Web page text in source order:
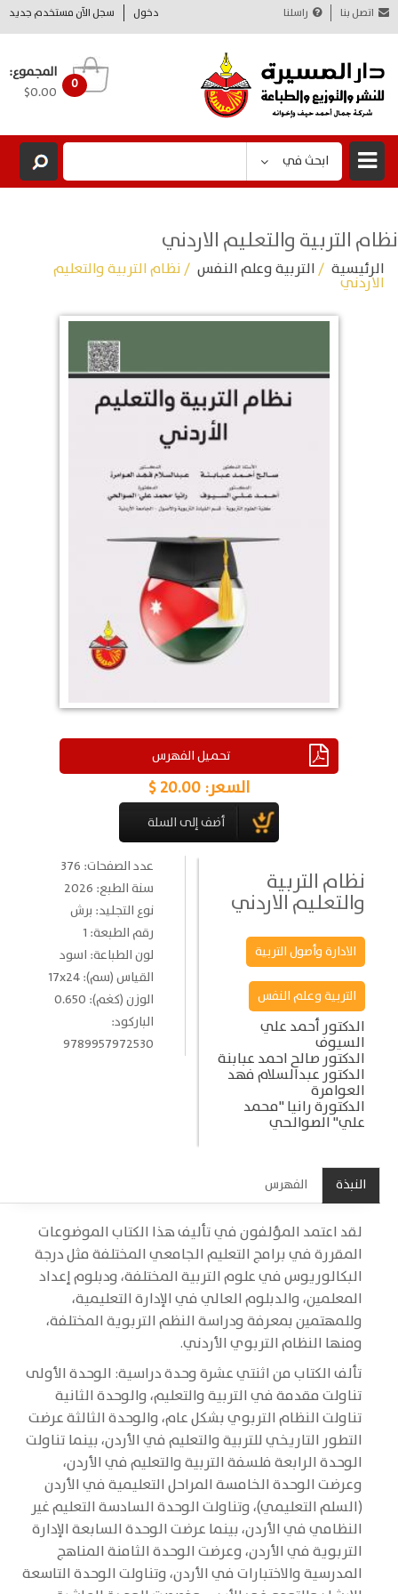
دخول سجل الآن مستخدم جديد اتصل بنا راسلنا
0
المجموع:
$0.00
ابحث في
نظام التربية والتعليم الاردني
الرئيسية /التربية وعلم النفس / نظام التربية والتعليم
الاردني
تحميل الفهرس
السعر: 20.00 $
نظام التربية
والتعليم الاردني
الادارة وأصول التربية
التربية وعلم النفس
الدكتور أحمد علي
السيوف
الدكتور صالح احمد عبابنة
الدكتور عبدالسلام فهد
العوامرة
الدكتورة رانيا "محمد
علي" الصوالحي
عدد الصفحات: 376
سنة الطبع: 2026
نوع التجليد: برش
رقم الطبعة: 1
لون الطباعة: اسود
القياس (سم): 17x24
الوزن (كغم): 0.650
الباركود:
9789957972530
النبذة الفهرس
لقد اعتمد المؤلفون في تأليف هذا الكتاب الموضوعات
المقررة في برامج التعليم الجامعي المختلفة مثل درجة
البكالوريوس في علوم التربية المختلفة، ودبلوم إعداد
المعلمين، والدبلوم العالي في الإدارة التعليمية،
وللمهتمين بمعرفة ودراسة النظم التربوية المختلفة،
ومنها النظام التربوي الأردني.
تألف الكتاب من اثنتي عشرة وحدة دراسية: الوحدة الأولى
تناولت مقدمة في التربية والتعليم، والوحدة الثانية
تناولت النظام التربوي بشكل عام، والوحدة الثالثة عرضت
التطور التاريخي للتربية والتعليم في الأردن، بينما تناولت
الوحدة الرابعة فلسفة التربية والتعليم في الأردن،
وعرضت الوحدة الخامسة المراحل التعليمية في الأردن
(السلم التعليمي)، وتناولت الوحدة السادسة التعليم غير
النظامي في الأردن، بينما عرضت الوحدة السابعة الإدارة
التربوية في الأردن، وعرضت الوحدة الثامنة المناهج
المدرسية والاختبارات في الأردن، وتناولت الوحدة التاسعة